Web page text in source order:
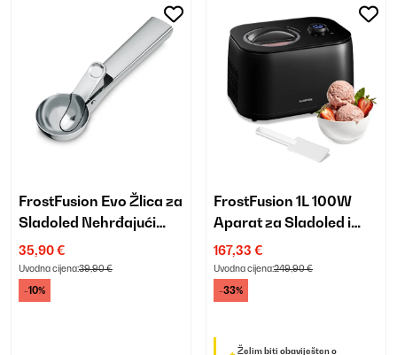
FrostFusion Evo Žlica za
Sladoled Nehrđajući
Čelik
35,90 €
Uvodna cijena:39,90 €
-10%
FrostFusion 1L 100W
Aparat za Sladoled i
Jogurt Crna
167,33 €
Uvodna cijena:249,90 €
-33%
Želim biti obaviješten o